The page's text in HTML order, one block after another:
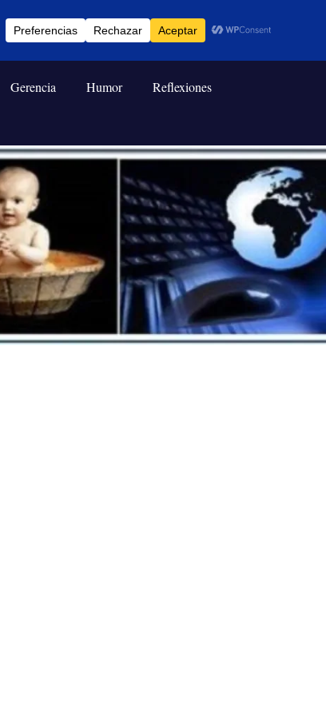
Gerencia Humor Reflexiones